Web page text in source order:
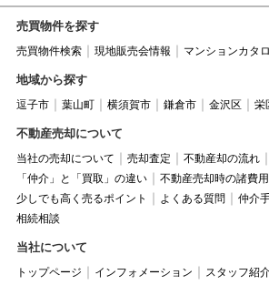
売買物件を探す
売買物件検索 現地販売会情報 マンションカタ
地域から探す
逗子市 葉山町 横須賀市 鎌倉市 金沢区 栄
不動産売却について
当社の売却について 売却査定
不動産却の流れ
「仲介」と「買取」の違い
不動産売却時の諸費用
少しでも高く売るポイント
よくある質問
仲介
相続相談
当社について
トップページ インフォメーション スタッフ紹